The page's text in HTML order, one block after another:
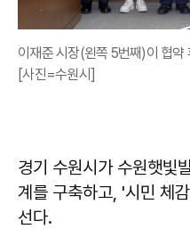
이재준 시장(왼쪽 5번째)이 협약
[사진=수원시]
경기 수원시가 수원햇빛
계를 구축하고, '시민 체
선다.